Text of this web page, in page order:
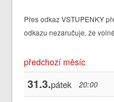
Přes odkaz VSTUPENKY
odkazu nezaručuje, že
předchozí měsíc
31.3.pátek 20:00